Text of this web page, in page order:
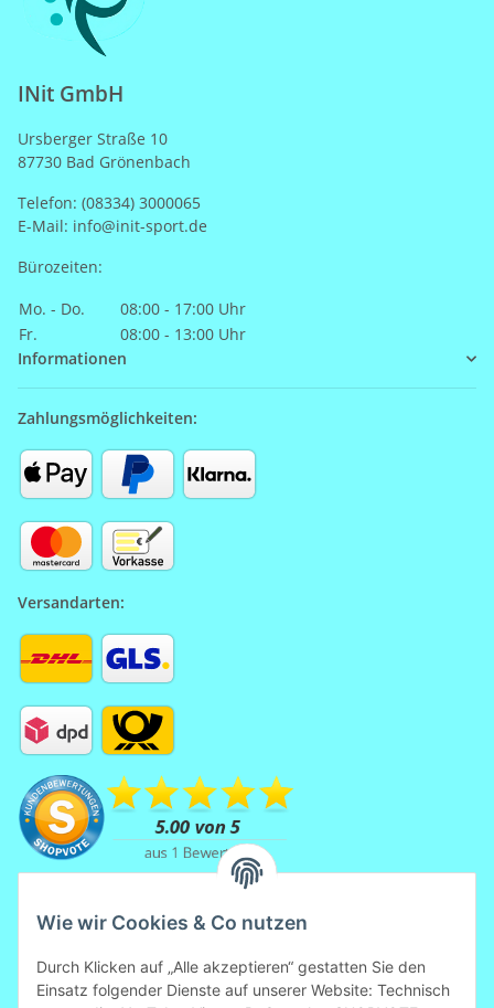
Wie wir Cookies & Co nutzen
Durch Klicken auf „Alle akzeptieren“ gestatten Sie den
Einsatz folgender Dienste auf unserer Website: Technisch
INit GmbH
Ursberger Straße 10
87730 Bad Grönenbach
Telefon: (08334) 3000065
E-Mail: info@init-sport.de
Bürozeiten:
Mo. - Do.
08:00 - 17:00 Uhr
Fr.
08:00 - 13:00 Uhr
Informationen
Zahlungsmöglichkeiten:
Versandarten: